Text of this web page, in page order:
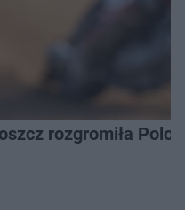
rozgromiła